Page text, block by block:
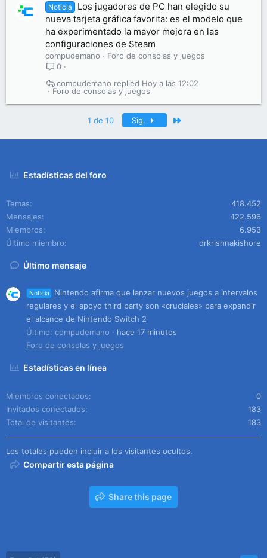
Noticia
Los jugadores de PC han elegido su
nueva tarjeta gráfica favorita: es el modelo que
ha experimentado la mayor mejora en las
configuraciones de Steam
compudemano
Foro de consolas y juegos
0
Foro de consolas y juegos
Hoy a las 12:02
compudemano
1 de 10 Sig.
Estadísticas del foro
Temas
418.452
Mensajes
422.596
Miembros
6.953
Último miembro
drkrishnakishore
Último mensaje
Noticia
Nintendo afirma que lanzar nuevos juegos a intervalos
regulares y el apoyo third party son «cruciales» para expandir
el alcance de Nintendo Switch 2
Último: compudemano
hace 17 minutos
Foro de consolas y juegos
Estadísticas en línea
Miembros conectados
0
Invitados conectados
183
Total de visitantes
183
Los totales pueden incluir a los visitantes ocultos.
Compartir esta página
Share this page